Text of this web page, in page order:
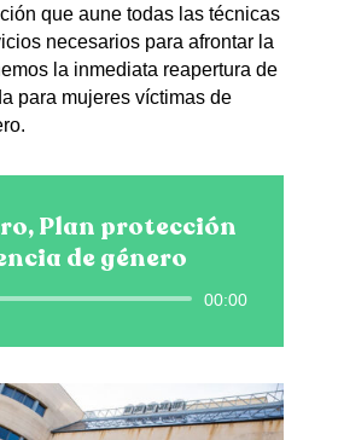
que aune todas las técnicas
necesarios para afrontar la
la inmediata reapertura de
para mujeres víctimas de
Plan protección
de género
Reproductor
00:00